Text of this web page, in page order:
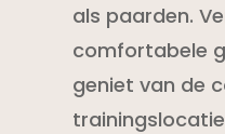
als paarden.
comfortabele
geniet van de